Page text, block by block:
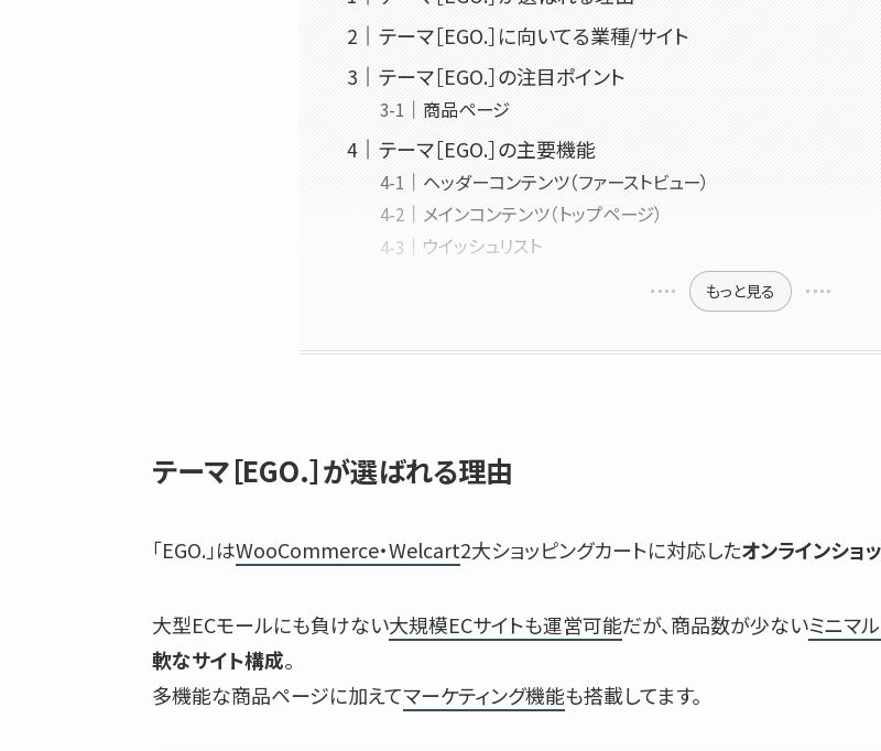
テーマ［EGO.］に向いてる業種/サイト
テーマ［EGO.］の注目ポイント
商品ページ
テーマ［EGO.］の主要機能
ヘッダーコンテンツ（ファーストビュー）
メインコンテンツ（トップページ）
ウイッシュリスト
もっと見る
テーマ［EGO.］が選ばれる理由
「EGO.」はWooCommerce・Welcart2大ショッピングカートに対応したオンラインショ
大型ECモールにも負けない大規模ECサイトも運営可能だが、商品数が少ないミニマ
軟なサイト構成。
多機能な商品ページに加えてマーケティング機能も搭載してます。